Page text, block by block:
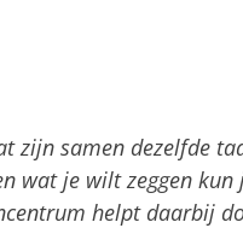
zijn samen dezelfde
wat je wilt zeggen
helpt daarbij